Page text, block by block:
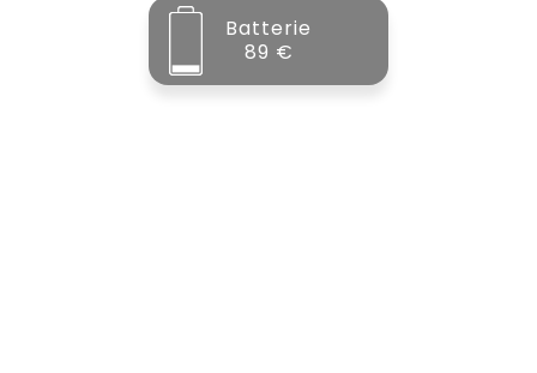
Batterie
89 €